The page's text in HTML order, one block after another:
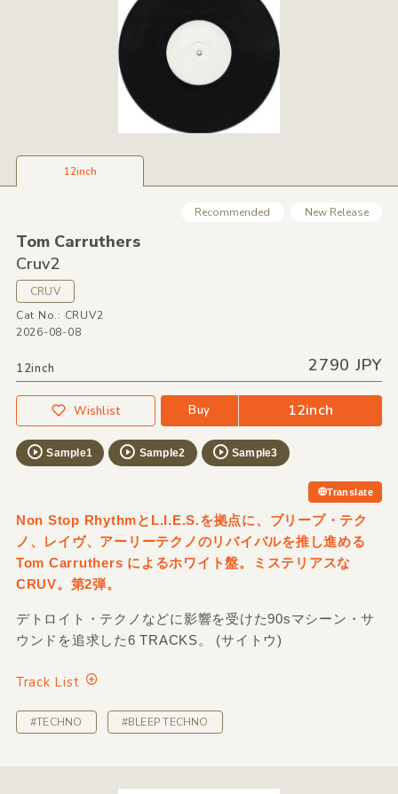
12inch
Recommended New Release
Tom Carruthers
Cruv2
CRUV
Cat No.: CRUV2
2026-08-08
12inch 2790 JPY
Wishlist Buy 12inch
Sample1 Sample2 Sample3
Translate
Non Stop RhythmとL.I.E.S.を拠点に、ブリープ・テク
ノ、レイヴ、アーリーテクノのリバイバルを推し進める
Tom Carruthers によるホワイト盤。ミステリアスな
CRUV。第2弾。
デトロイト・テクノなどに影響を受けた90sマシーン・サ
ウンドを追求した6 TRACKS。 (サイトウ)
Track List
#TECHNO #BLEEP TECHNO